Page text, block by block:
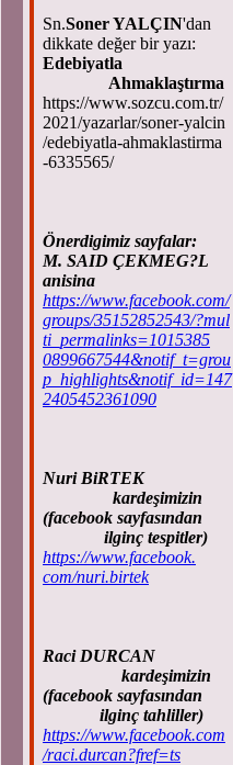
Sn.Soner YALÇIN'dan
dikkate değer bir yazı:
Edebiyatla
Ahmaklaştırma
https://www.sozcu.com.tr/
2021/yazarlar/soner-yalcin
/edebiyatla-ahmaklastirma
-6335565/
Önerdigimiz sayfalar:
M. SAID ÇEKMEG?L
anisina
https://www.facebook.com/
groups/35152852543/?mul
ti_permalinks=1015385
0899667544&notif_t=grou
p_highlights&notif_id=147
2405452361090
Nuri BiRTEK
kardeşimizin
(facebook sayfasından
ilginç tespitler)
https://www.facebook.
com/nuri.birtek
Raci DURCAN
kardeşimizin
(facebook sayfasından
ilginç tahliller)
https://www.facebook.com
/raci.durcan?fref=ts